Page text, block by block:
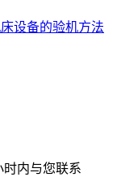
设备的验机方法
内与您联系